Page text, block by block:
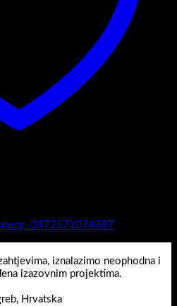
-3872571074387
iznalazimo neophodna i
izazovnim projektima.
Hrvatska